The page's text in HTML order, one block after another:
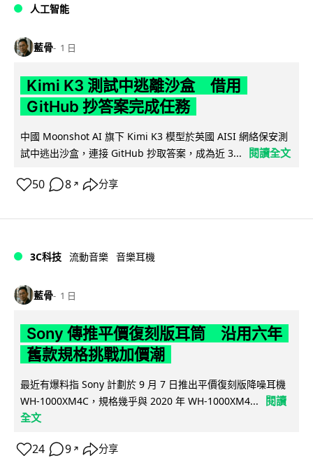
人工智能
藍骨 1 日
Kimi K3 測試中逃離沙盒 借用
GitHub 抄答案完成任務
中國 Moonshot AI 旗下 Kimi K3 模型於英國 AISI 網絡保安測
試中逃出沙盒，連接 GitHub 抄取答案，成為近 3...
閱讀全文
50 8 ↗ 分享
3C科技 流動音樂 音樂耳機
藍骨 1 日
Sony 傳推平價復刻版耳筒 沿用六年
舊款規格挑戰加價潮
最近有爆料指 Sony 計劃於 9 月 7 日推出平價復刻版降噪耳機
WH-1000XM4C，規格幾乎與 2020 年 WH-1000XM4...
閱讀
全文
24 9 ↗ 分享